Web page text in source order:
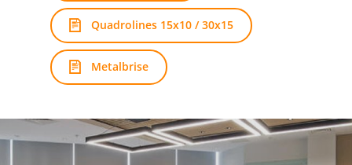
Quadrolines 15x10 / 30x15
Metalbrise